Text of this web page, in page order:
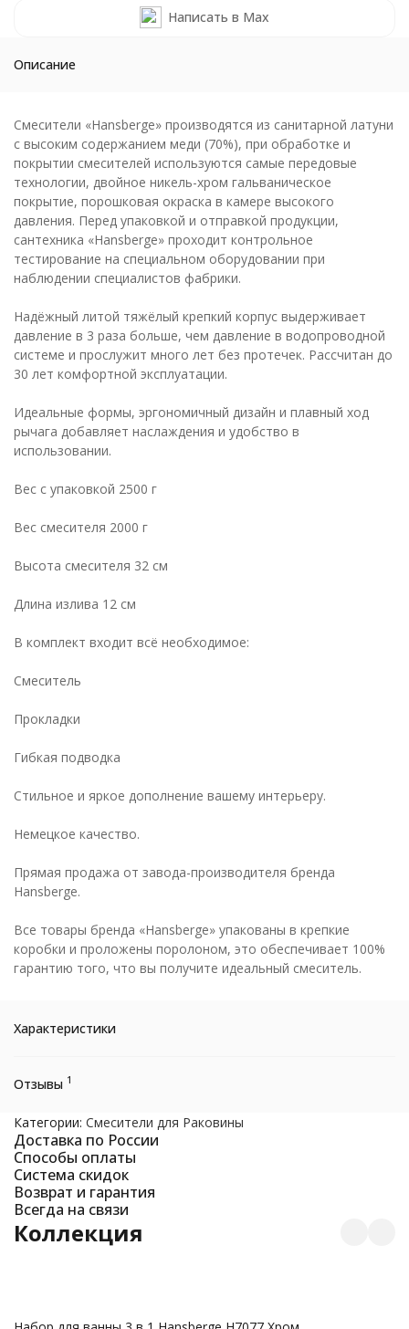
Написать в Max
Описание
Смесители «Hansberge» производятся из санитарной латуни
с высоким содержанием меди (70%), при обработке и
покрытии смесителей используются самые передовые
технологии, двойное никель-хром гальваническое
покрытие, порошковая окраска в камере высокого
давления. Перед упаковкой и отправкой продукции,
сантехника «Hansberge» проходит контрольное
тестирование на специальном оборудовании при
наблюдении специалистов фабрики.
Надёжный литой тяжёлый крепкий корпус выдерживает
давление в 3 раза больше, чем давление в водопроводной
системе и прослужит много лет без протечек. Рассчитан до
30 лет комфортной эксплуатации.
Идеальные формы, эргономичный дизайн и плавный ход
рычага добавляет наслаждения и удобство в
использовании.
Вес с упаковкой 2500 г
Вес смесителя 2000 г
Высота смесителя 32 см
Длина излива 12 см
В комплект входит всё необходимое:
Cмеситель
Прокладки
Гибкая подводка
Стильное и яркое дополнение вашему интерьеру.
Немецкое качество.
Прямая продажа от завода-производителя бренда
Hansberge.
Все товары бренда «Hansberge» упакованы в крепкие
коробки и проложены поролоном, это обеспечивает 100%
гарантию того, что вы получите идеальный смеситель.
Характеристики
Отзывы 1
Категории: Смесители для Раковины
Доставка по России
Способы оплаты
Система скидок
Возврат и гарантия
Всегда на связи
Коллекция